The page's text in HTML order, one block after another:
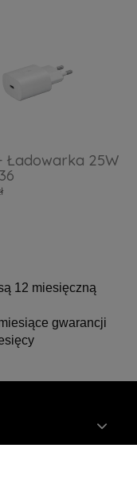
Ładowarka 25W
12 miesięczną
gwarancji